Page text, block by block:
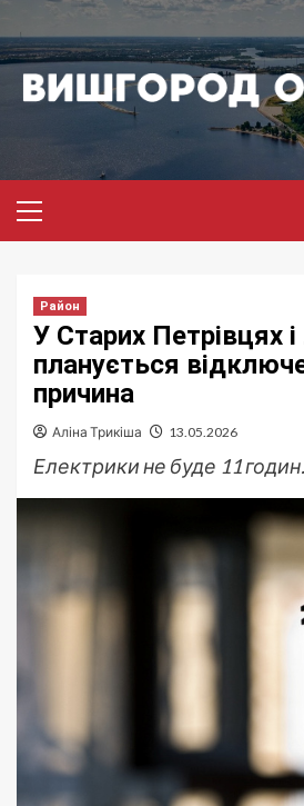
до
вмісту
меню
Район
У Старих Петрівцях
планується
причина
Аліна Трикіша 13.05.2026
Електрики не буде 11 годин.